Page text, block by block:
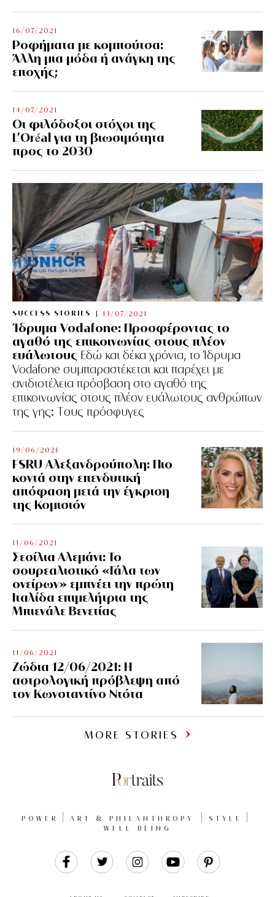
16/07/2021
Ροφήματα με κομπούτσα:
Άλλη μια μόδα ή ανάγκη της
εποχής;
14/07/2021
Οι φιλόδοξοι στόχοι της
L’Oréal για τη βιωσιμότητα
προς το 2030
SUCCESS STORIES 13/07/2021
Ίδρυμα Vodafone: Προσφέροντας το
αγαθό της επικοινωνίας στους πλέον
ευάλωτους Εδώ και δέκα χρόνια, το Ίδρυμα
Vodafone συμπαραστέκεται και παρέχει με
ανιδιοτέλεια πρόσβαση στο αγαθό της
επικοινωνίας στους πλέον ευάλωτους ανθρώπων
της γης: Tους πρόσφυγες
19/06/2021
FSRU Αλεξανδρούπολη: Πιο
κοντά στην επενδυτική
απόφαση μετά την έγκριση
της Κομισιόν
11/06/2021
Σεσίλια Αλεμάνι: Το
σουρεαλιστικό «Γάλα των
ονείρων» εμπνέει την πρώτη
Ιταλίδα επιμελήτρια της
Μπιενάλε Βενετίας
11/06/2021
Ζώδια 12/06/2021: Η
αστρολογική πρόβλεψη από
τον Κωνσταντίνο Ντότα
MORE STORIES
POWER ART & PHILANTHROPY
STYLE
WELL BEING